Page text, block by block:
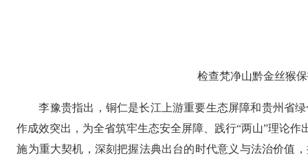
检查梵净山黔金丝猴
李豫贵指出，铜仁是长江上游重要生态屏障和贵州省
作成效突出，为全省筑牢生态安全屏障、践行“两山”理论
施为重大契机，深刻把握法典出台的时代意义与法治价值